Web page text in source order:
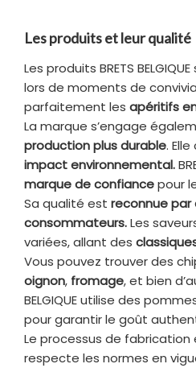
Les produits et leur qualité
Les produits BRETS
lors de moments de
parfaitement les apéritifs
La marque s’engage
production plus durable.
impact environnemental.
marque de confiancepour
Sa qualité est reconnue par
consommateurs.Les
variées, allant des
Vous pouvez trouver des
oignon, fromage, et bien
BELGIQUE utilise des
pour garantir le goût
Le processus de fabrication
respecte les normes en